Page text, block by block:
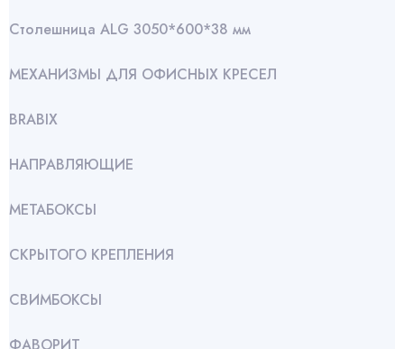
Столешница ALG 3050*600*38 мм
МЕХАНИЗМЫ ДЛЯ ОФИСНЫХ КРЕСЕЛ
BRABIX
НАПРАВЛЯЮЩИЕ
МЕТАБОКСЫ
СКРЫТОГО КРЕПЛЕНИЯ
СВИМБОКСЫ